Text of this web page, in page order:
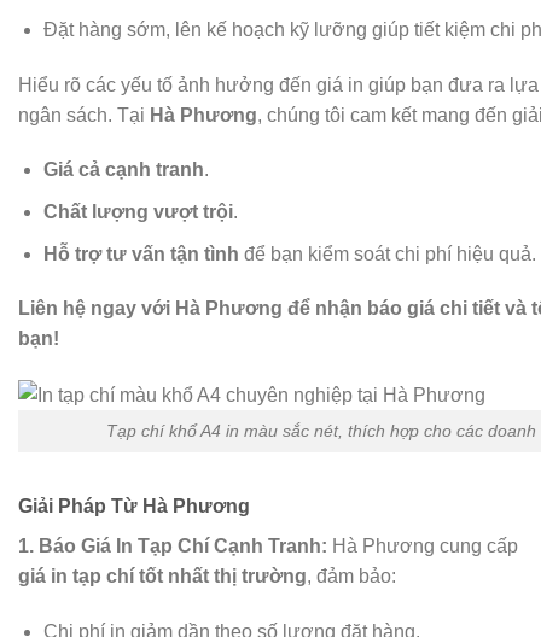
Đặt hàng sớm, lên kế hoạch kỹ lưỡng giúp tiết kiệm chi
Hiểu rõ các yếu tố ảnh hưởng đến giá in giúp bạn đưa ra
ngân sách. Tại Hà Phương, chúng tôi cam kết mang đến
Giá cả cạnh tranh.
Chất lượng vượt trội.
Hỗ trợ tư vấn tận tình để bạn kiểm soát chi phí hiệu quả.
Liên hệ ngay với Hà Phương để nhận báo giá chi tiết và
bạn!
Tạp chí khổ A4 in màu sắc nét, thích hợp cho các
Giải Pháp Từ Hà Phương
1. Báo Giá In Tạp Chí Cạnh Tranh: Hà Phương cung cấp
giá in tạp chí tốt nhất thị trường, đảm bảo:
Chi phí in giảm dần theo số lượng đặt hàng.